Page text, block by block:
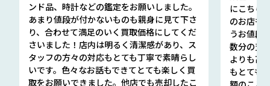
ンド品、時計などの鑑定をお願いしました。
あまり値段が付かないものも親身に見て下さ
り、合わせて満足のいく買取価格にしてくだ
さいました！店内は明るく清潔感があり、ス
タッフの方々の対応もとても丁寧で素晴らし
いです。色々なお話もできてとても楽しく買
取をお願いできました。他店でも売却したこ
にこちら
のお店も
うお値段
数分の査
よりも高
もとても